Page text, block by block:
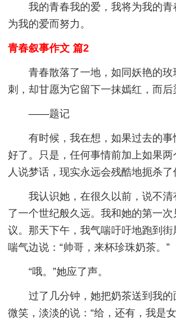
我的青春我的爱，我将为我的青
为我的爱而努力。
青春叙事作文 篇2
青春散落了一地，如同妖艳的
刺，却甘愿为它留下一抹嫣红，而
——题记
有时候，我在想，如果过去的
好了。只是，任何事情前加上如果
人说梦话，现实永远会残酷地扼杀了
我认识她，在很久以前，说不
了一个世纪般久远。我和她的第一次
议。那天下午，我气喘吁吁地跑到街
喘气边说：“帅哥，来杯珍珠奶茶。”
“哦。”她应了声。
过了几分钟，她把奶茶送到我
微笑，淡淡的说：“给，还有，我是